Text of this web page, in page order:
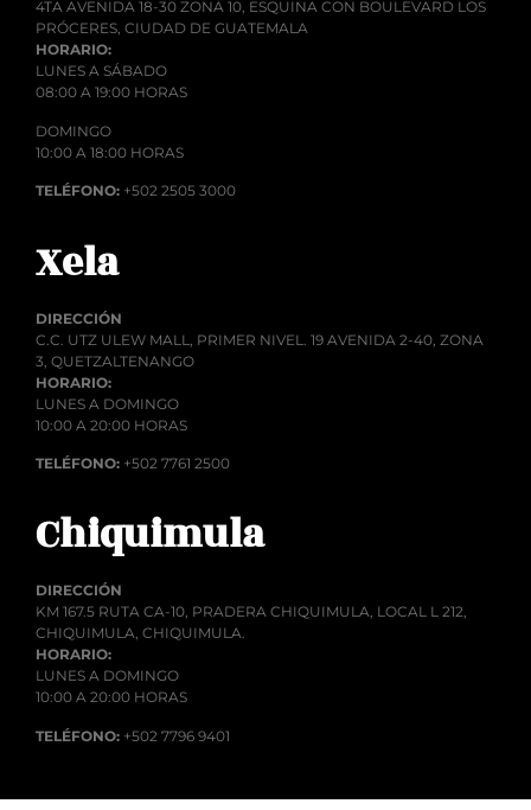
4TA AVENIDA 18-30 ZONA 10, ESQUINA CON BOULEVARD LOS
PRÓCERES, CIUDAD DE GUATEMALA
HORARIO:
LUNES A SÁBADO
08:00 A 19:00 HORAS
DOMINGO
10:00 A 18:00 HORAS
TELÉFONO: +502 2505 3000
Xela
DIRECCIÓN
C.C. UTZ ULEW MALL, PRIMER NIVEL. 19 AVENIDA 2-40, ZONA
3, QUETZALTENANGO
HORARIO:
LUNES A DOMINGO
10:00 A 20:00 HORAS
TELÉFONO: +502 7761 2500
Chiquimula
DIRECCIÓN
KM 167.5 RUTA CA-10, PRADERA CHIQUIMULA, LOCAL L 212,
CHIQUIMULA, CHIQUIMULA.
HORARIO:
LUNES A DOMINGO
10:00 A 20:00 HORAS
TELÉFONO: +502 7796 9401